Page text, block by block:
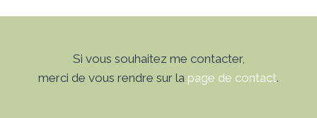
Si vous souhaitez me contacter,
merci de vous rendre sur la page de contact.